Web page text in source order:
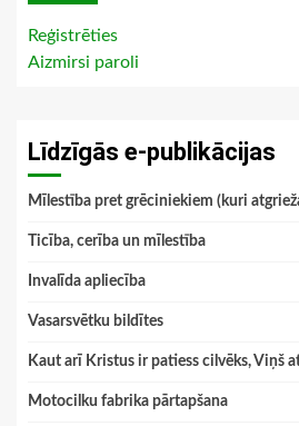
Reģistrēties
Aizmirsi paroli
Līdzīgās e-publikācijas
Mīlestība pret grēciniekiem (kuri
Ticība, cerība un mīlestība
Invalīda apliecība
Vasarsvētku bildītes
Kaut arī Kristus ir patiess cilvēks, Viņš
Motocilku fabrika pārtapšana